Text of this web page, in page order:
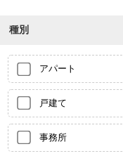
種別
アパート
戸建て
事務所